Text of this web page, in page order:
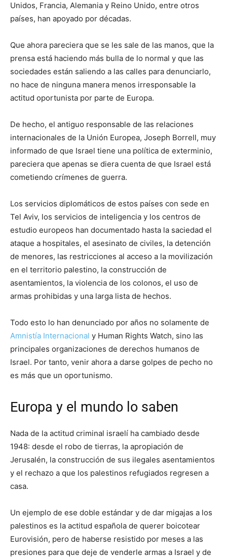
Unidos, Francia, Alemania y Reino Unido, entre otros
países, han apoyado por décadas.
Que ahora pareciera que se les sale de las manos, que la
prensa está haciendo más bulla de lo normal y que las
sociedades están saliendo a las calles para denunciarlo,
no hace de ninguna manera menos irresponsable la
actitud oportunista por parte de Europa.
De hecho, el antiguo responsable de las relaciones
internacionales de la Unión Europea, Joseph Borrell, muy
informado de que Israel tiene una política de exterminio,
pareciera que apenas se diera cuenta de que Israel está
cometiendo crímenes de guerra.
Los servicios diplomáticos de estos países con sede en
Tel Aviv, los servicios de inteligencia y los centros de
estudio europeos han documentado hasta la saciedad el
ataque a hospitales, el asesinato de civiles, la detención
de menores, las restricciones al acceso a la movilización
en el territorio palestino, la construcción de
asentamientos, la violencia de los colonos, el uso de
armas prohibidas y una larga lista de hechos.
Todo esto lo han denunciado por años no solamente de
Amnistía Internacional y Human Rights Watch, sino las
principales organizaciones de derechos humanos de
Israel. Por tanto, venir ahora a darse golpes de pecho no
es más que un oportunismo.
Europa y el mundo lo saben
Nada de la actitud criminal israelí ha cambiado desde
1948: desde el robo de tierras, la apropiación de
Jerusalén, la construcción de sus ilegales asentamientos
y el rechazo a que los palestinos refugiados regresen a
casa.
Un ejemplo de ese doble estándar y de dar migajas a los
palestinos es la actitud española de querer boicotear
Eurovisión, pero de haberse resistido por meses a las
presiones para que deje de venderle armas a Israel y de